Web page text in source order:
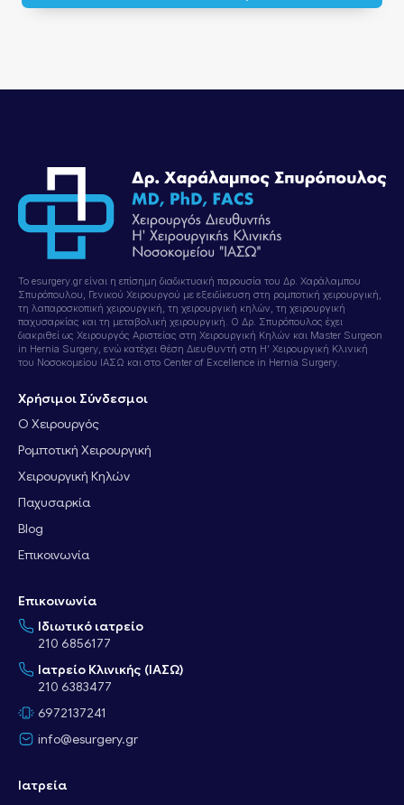
Το esurgery.gr είναι η επίσημη διαδικτυακή παρουσία του Δρ. Χαράλαμπου
Σπυρόπουλου, Γενικού Χειρουργού με εξειδίκευση στη ρομποτική χειρουργική,
τη λαπαροσκοπική χειρουργική, τη χειρουργική κηλών, τη χειρουργική
παχυσαρκίας και τη μεταβολική χειρουργική. Ο Δρ. Σπυρόπουλος έχει
διακριθεί ως Χειρουργός Αριστείας στη Χειρουργική Κηλών και Master Surgeon
in Hernia Surgery, ενώ κατέχει θέση Διευθυντή στη Η’ Χειρουργική Κλινική
του Νοσοκομείου ΙΑΣΩ και στο Center of Excellence in Hernia Surgery.
Χρήσιμοι Σύνδεσμοι
Ο Χειρουργός
Ρομποτική Χειρουργική
Χειρουργική Κηλών
Παχυσαρκία
Blog
Επικοινωνία
Επικοινωνία
Ιδιωτικό ιατρείο
210 6856177
Ιατρείο Κλινικής (ΙΑΣΩ)
210 6383477
6972137241
info@esurgery.gr
Ιατρεία